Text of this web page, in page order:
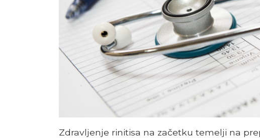
Zdravljenje rinitisa na začetku temelji na